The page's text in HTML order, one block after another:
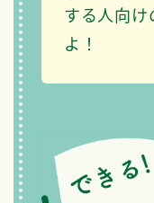
する人向け
よ！